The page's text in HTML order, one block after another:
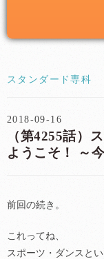
スタンダード専科
2018-09-16
（第4255話）
ようこそ！
前回の続き。
これってね、
スポーツ・ダンスとい